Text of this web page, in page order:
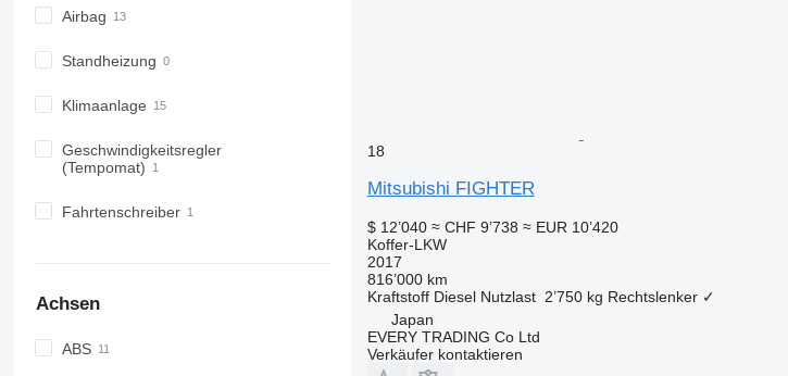
Airbag
Standheizung
Klimaanlage
Geschwindigkeitsregler
(Tempomat)
Fahrtenschreiber
Achsen
ABS
18
Mitsubishi FIGHTER
$ 12’040 ≈ CHF 9’738 ≈ EUR 10’420
Koffer-LKW
2017
816’000 km
Kraftstoff Diesel Nutzlast 2’750 kg Rechtslenker ✓
Japan
EVERY TRADING Co Ltd
Verkäufer kontaktieren